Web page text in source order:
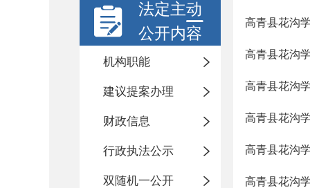
法定主动
公开内容
机构职能
建议提案办理
财政信息
行政执法公示
双随机一公开
高青县花沟
高青县花沟
高青县花沟
高青县花沟
高青县花沟
高青县花沟